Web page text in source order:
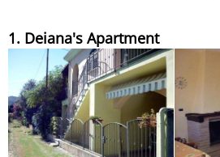
1. Deiana's Apartment